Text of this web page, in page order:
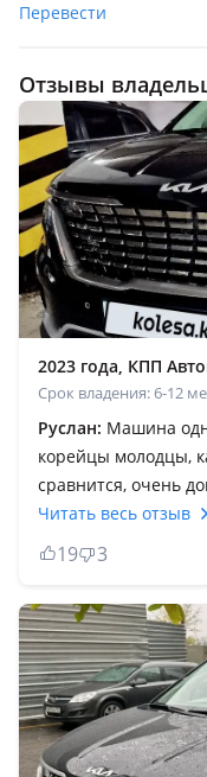
Перевести
Отзывы
2023 года, КПП
Срок владения: 6-12
Руслан: Машина
корейцы молодцы,
сравнится, очень
двигатель очень
чем 2.2 дизель,
семьи это Топ из
машины, киа
куда-то далеко
года карнивале
вообще классно
машину тяжелее) в
Читать весь отзыв
19 3